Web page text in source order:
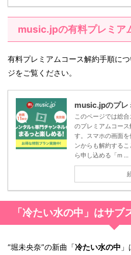
music.jpの有料プレミア
有料プレミアムコース解約手順に
ジをご覧ください。
music.jpのプレ
このページでは総合
のプレミアムコー
す。スマホの画面
ンからも解約する
ら申し込める「m ...
「冷たい水の中」はサブ
“堀未央奈”の新曲「冷たい水の中